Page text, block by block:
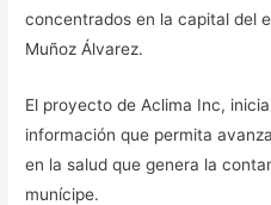
concentrados en la capital del
Muñoz Álvarez.
El proyecto de Aclima Inc,
información que permita
en la salud que genera la
munícipe.